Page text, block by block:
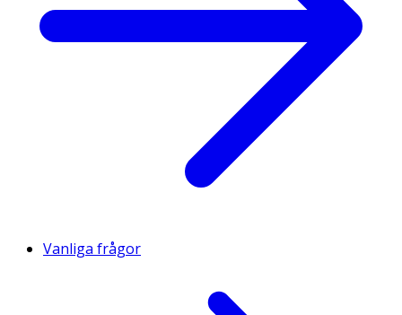
Vanliga frågor